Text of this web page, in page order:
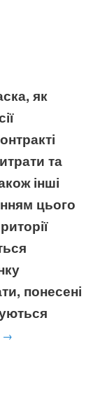
як
та
інші
цього
понесені
→